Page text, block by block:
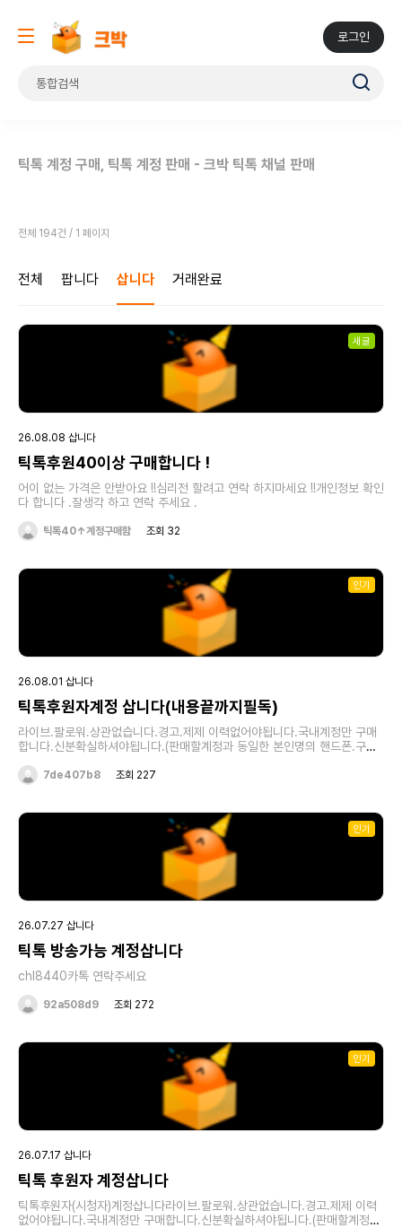
로그인
틱톡 계정 구매, 틱톡 계정 판매 - 크박 틱톡 채널 판매
전체 194건 / 1 페이지
전체 팝니다 삽니다 거래완료
새글
26.08.08 삽니다
틱톡후원40이상 구매합니다 !
어이 없는 가격은 안받아요 !!심리전 할려고 연락 하지마세요 !!개인정보 확인
다 합니다 .잘생각 하고 연락 주세요 .
틱톡40↑계정구매함 조회 32
인기
26.08.01 삽니다
틱톡후원자계정 삽니다(내용끝까지필독)
라이브.팔로워.상관없습니다.경고.제제 이력없어야됩니다.국내계정만 구매
합니다.신분확실하셔야됩니다.(판매할계정과 동일한 본인명의 핸드폰.구매
른속도로 감소하는추세입니다.따라서 틱톡계정의 판매가격은 계속 하락하고
있습니다.판매하는사람들은 본인이 얼마를 투자했으니 어느정도는 받아야
호스트들에게 그에 상응하는 대접을 받았을거라 생각합니다.본인투자금액만
생각하면서 그에 해당하는만큼 누릴꺼 다 누리고 또 받을만큼받고 판매하고
싶다는건 그냥계속 가지고 있고싶다는거겠죠..예를들어 천만원짜리 양주를
구매해서 양주는 다마셔놓고 양주병만 파는데 내가 천만원주고산 양주니까.
양주병은 백만원에 판매한다? 누가 그걸 구매할사람있을까요?본인이 계정
에 투자한만큼의 대접은 이미 호스트들에게 충분히 받았다고 생각합니다,본
인이 투자한금액만 고집할려면 그렇게 인정해주는 분에게 판매하시면됩니
다.진짜 틱톡을 접고 현생으로 돌아가실분은 투자한금액 생각안하고 훌훌털
고 접으시더라구요..저는 저렴하게 구매할생각입니다.틱톡계정은 시세라는
게 전혀없습니다.시세타령하실분은 뒤로가기누르시면됩니다.저는 심심할때
방송볼려고 구매하는거라 굳이 비싸게 구매할이유 없습니다.구매못하면 그
냥 새로만들어서 천천히 재미삼아 하면되니까요.-------틱톡 후원자 레벨별
혜택프리미엄이 전혀없기때문에 구매하지않습니다.38레벨 25만원39레벨
30만원40레벨 60만원 (40레벨부터는 전용 아이탬이 있어서 39레벨과
탬이 동일하기때문에 40레벨 구매하는게 41,42레벨을 구매할이유가 없다
고 봅니다).43레벨 150만원 (43부터 44.45는 동일한 전용아이탬이기때
문에 44,45는 패스합니다. 43레벨은 40.41.42레벨에 없는 전용아이탬이
있기때문에 구매가격차이가 있을수밖에 없습니다)46레벨 400만원 (위에
서술한내용참고하시면 이해하시기 빠르실거예요 )모든거래는 본인확인후 거
래가 진행됩니다.39레벨 이상 판매자계정과 연락처.계좌번호가 동일해야되
며 40레벨이상은 추가로. 신분이 동일해야 거래됩니다.위의 내용에 동의하
고 판매하실분들은 아래 링크를 클릭하시고 채팅주세요.참고로 흥정은 절대
안합니다.위의 가격표대로 삽니
다.https://open.kakao.com/o/sak7ZLGi계정판매후 간혹 회수해가는
도둑넘들 있던데 절대 합의 없이 법절차대로 진행되니 잘생각하시고 판매하
셨으면 합니다..(현재3명고소해서 두명은 형사벌금300만원처벌받았고 별
개로민사손해배상300만원 지급명령받았고 한명은 다수의 피해자가 있어
7de407b8 조회 227
인기
26.07.27 삽니다
틱톡 방송가능 계정삽니다
chl8440카톡 연락주세요
92a508d9 조회 272
인기
26.07.17 삽니다
틱톡 후원자 계정삽니다
틱톡후원자(시청자)계정삽니다라이브.팔로워.상관없습니다.경고.제제 이력
없어야됩니다.국내계정만 구매합니다.신분확실하셔야됩니다.(판매할계정과